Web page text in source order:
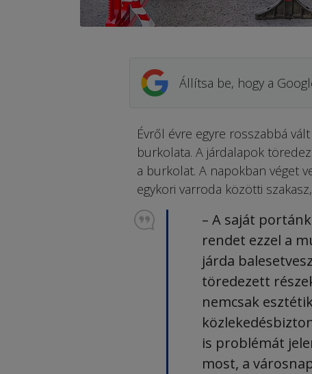
Állítsa be, hogy a
Évről évre egyre rosszabbá
burkolata. A járdalapok
a burkolat. A napokban véget
egykori varroda közötti
– A saját
rendet ezzel a
járda
töredezett
nemcsak
is problémát
most, a